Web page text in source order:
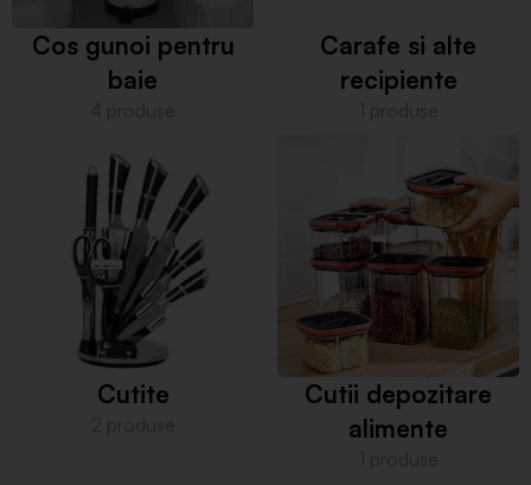
Cos gunoi pentru
baie
Carafe si alte
recipiente
Cutite
Cutii depozitare
alimente